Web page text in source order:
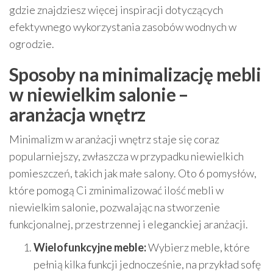
gdzie znajdziesz więcej inspiracji dotyczących
efektywnego wykorzystania zasobów wodnych w
ogrodzie.
Sposoby na minimalizację mebli
w niewielkim salonie –
aranżacja wnętrz
Minimalizm w aranżacji wnętrz staje się coraz
popularniejszy, zwłaszcza w przypadku niewielkich
pomieszczeń, takich jak małe salony. Oto 6 pomysłów,
które pomogą Ci zminimalizować ilość mebli w
niewielkim salonie, pozwalając na stworzenie
funkcjonalnej, przestrzennej i eleganckiej aranżacji.
Wielofunkcyjne meble:Wybierz meble, które
pełnią kilka funkcji jednocześnie, na przykład sofę